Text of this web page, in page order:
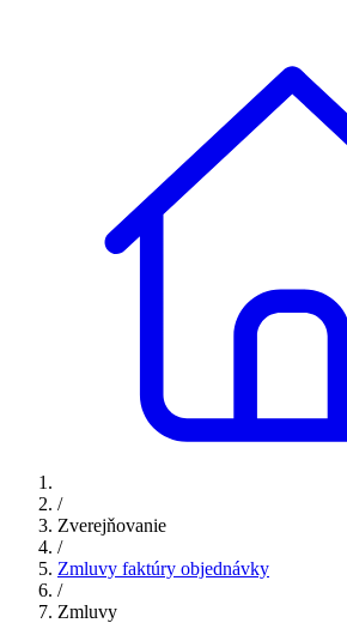
/
Zverejňovanie
/
Zmluvy faktúry objednávky
/
Zmluvy